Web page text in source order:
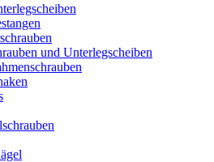
und Unterlegscheiben